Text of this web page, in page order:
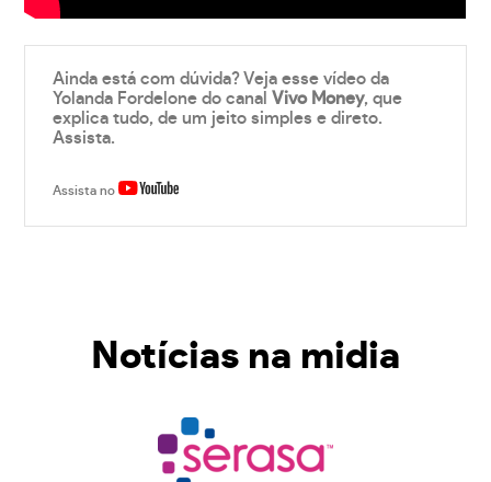
Ainda está com dúvida? Veja esse vídeo da
Yolanda Fordelone do canalVivo Money, que
explica tudo, de um jeito simples e direto.
Assista.
Assista no
Notícias na midia